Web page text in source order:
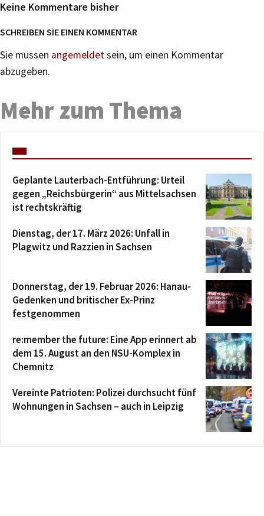
Keine Kommentare bisher
SCHREIBEN SIE EINEN KOMMENTAR
Sie müssen angemeldetsein, um einen Kommentar
abzugeben.
Mehr zum Thema
Geplante Lauterbach-Entführung: Urteil
gegen „Reichsbürgerin“ aus Mittelsachsen
ist rechtskräftig
Dienstag, der 17. März 2026: Unfall in
Plagwitz und Razzien in Sachsen
Donnerstag, der 19. Februar 2026: Hanau-
Gedenken und britischer Ex-Prinz
festgenommen
re:member the future: Eine App erinnert ab
dem 15. August an den NSU-Komplex in
Chemnitz
Vereinte Patrioten: Polizei durchsucht fünf
Wohnungen in Sachsen – auch in Leipzig